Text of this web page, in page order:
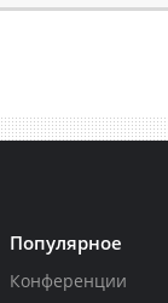
Популярное
Конференции